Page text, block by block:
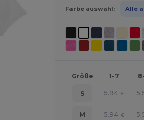
Farbe auswahl: Alle
Größe 1-7
S 5.94 €
M 5.94 €